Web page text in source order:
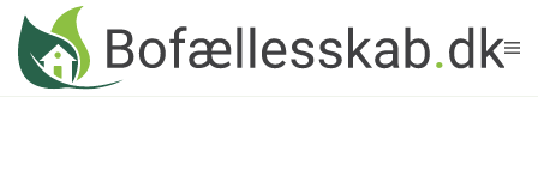
Skip to main content